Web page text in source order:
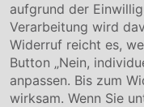
AGB
Cookie
aufgrund der
Verarbeitung wird
Widerruf reicht es,
Button „Nein,
anpassen. Bis zum
wirksam. Wenn Sie